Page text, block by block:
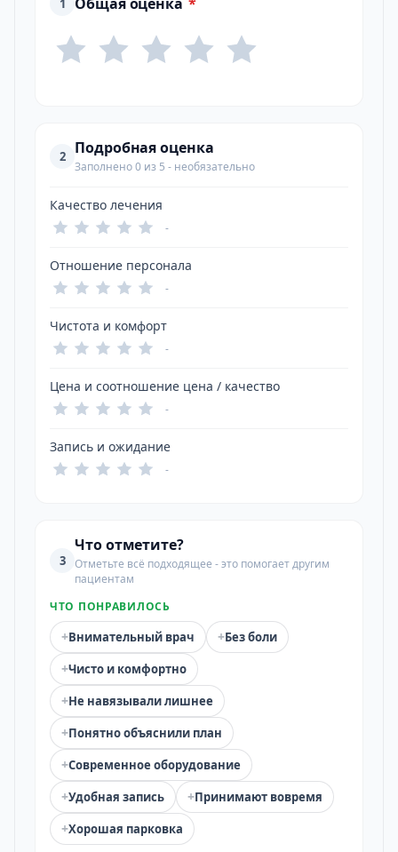
1
2 Подробная оценка
Заполнено 0 из 5 - необязательно
Качество лечения
-
Отношение персонала
-
Чистота и комфорт
-
Цена и соотношение цена / качество
-
Запись и ожидание
-
3
Что отметите?
Отметьте всё подходящее - это помогает другим
пациентам
ЧТО ПОНРАВИЛОСЬ
+Внимательный врач +Без боли
+Чисто и комфортно
+Не навязывали лишнее
+Понятно объяснили план
+Современное оборудование
+Удобная запись +Принимают вовремя
+Хорошая парковка